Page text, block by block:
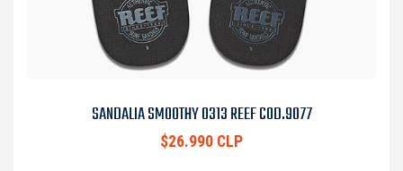
SANDALIA SMOOTHY 0313 REEF COD.9077
$26.990 CLP